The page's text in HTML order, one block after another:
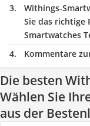
Withings-
Sie das richtige
Smartwatches
Kommentare
Die besten
Wählen Sie
aus der